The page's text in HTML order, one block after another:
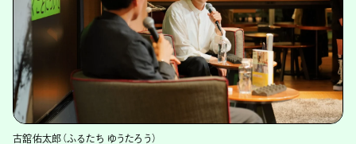
古舘佑太郎（ふるたち ゆうたろう）